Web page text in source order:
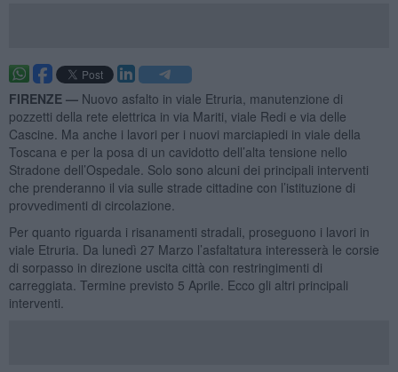
FIRENZE — Nuovo asfalto in viale Etruria, manutenzione di
pozzetti della rete elettrica in via Mariti, viale Redi e via delle
Cascine. Ma anche i lavori per i nuovi marciapiedi in viale della
Toscana e per la posa di un cavidotto dell’alta tensione nello
Stradone dell’Ospedale. Solo sono alcuni dei principali interventi
che prenderanno il via sulle strade cittadine con l’istituzione di
provvedimenti di circolazione.
Per quanto riguarda i risanamenti stradali, proseguono i lavori in
viale Etruria. Da lunedì 27 Marzo l’asfaltatura interesserà le corsie
di sorpasso in direzione uscita città con restringimenti di
carreggiata. Termine previsto 5 Aprile. Ecco gli altri principali
interventi.